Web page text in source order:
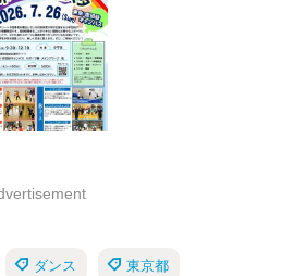
ダンス 東京都